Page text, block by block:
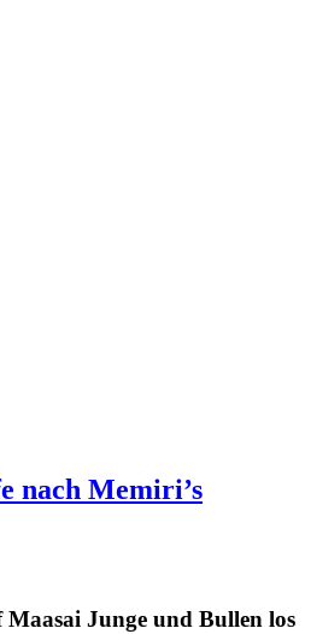
nach Memiri’s
Maasai Junge und Bullen los